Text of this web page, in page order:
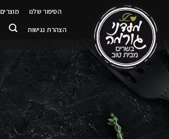
הסיפור שלנו מוצרים
הצהרת נגישות